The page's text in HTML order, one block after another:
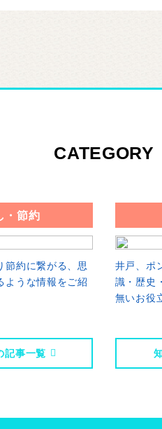
CATEGORY
・節約
節約に繋がる、思
ような情報をご紹
記事一覧
井戸、ポ
識・歴史
無いお役